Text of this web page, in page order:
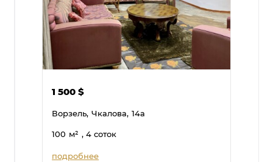
1 500$
Ворзель, Чкалова, 14а
100 м² , 4 соток
подробнее